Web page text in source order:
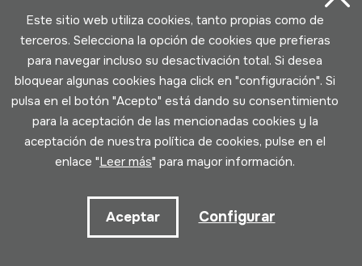
Contacto
soinuenea@soinuenea.eus
Este sitio web utiliza cookies, tanto propias como de
terceros. Selecciona la opción de cookies que prefieras
para navegar incluso su desactivación total. Si desea
bloquear algunas cookies haga click en "configuración". Si
pulsa en el botón "Acepto" está dando su consentimiento
para la aceptación de las mencionadas cookies y la
aceptación de nuestra política de cookies, pulse en el
enlace "Leer más" para mayor información.
Aceptar Configurar